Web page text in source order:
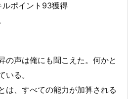
ルポイント93獲得
声は俺にも聞こえた。何かと
いる。
は、すべての能力が加算される